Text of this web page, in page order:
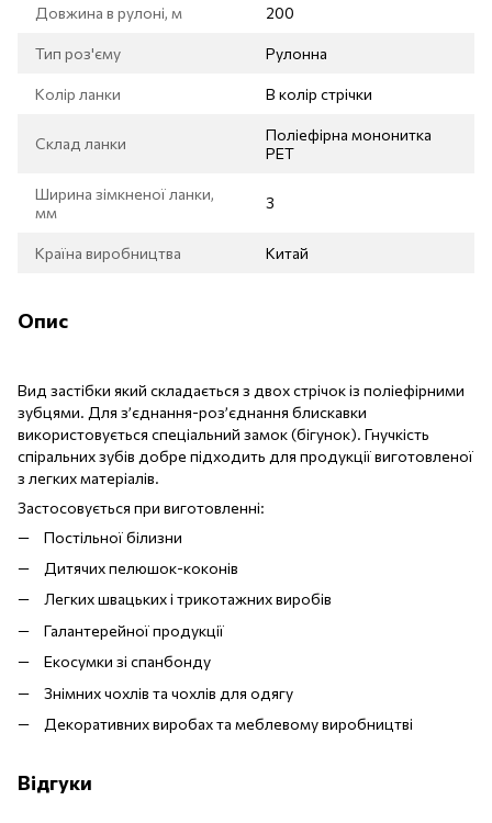
Довжина в рулоні, м 200
Тип роз'єму Рулонна
Колір ланки В колір стрічки
Склад ланки
Поліефірна мононитка
РЕТ
Ширина зімкненої ланки,
мм
3
Країна виробництва Китай
Опис
Вид застібки який складається з двох стрічок із поліефірними
зубцями. Для з’єднання-роз’єднання блискавки
використовується спеціальний замок (бігунок). Гнучкість
спіральних зубів добре підходить для продукції виготовленої
з легких матеріалів.
Застосовується при виготовленні:
Постільної білизни
Дитячих пелюшок-коконів
Легких швацьких і трикотажних виробів
Галантерейної продукції
Екосумки зі спанбонду
Знімних чохлів та чохлів для одягу
Декоративних виробах та меблевому виробництві
Відгуки